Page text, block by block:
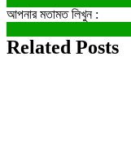
আপনার মতামত লিখুন :
Related Posts